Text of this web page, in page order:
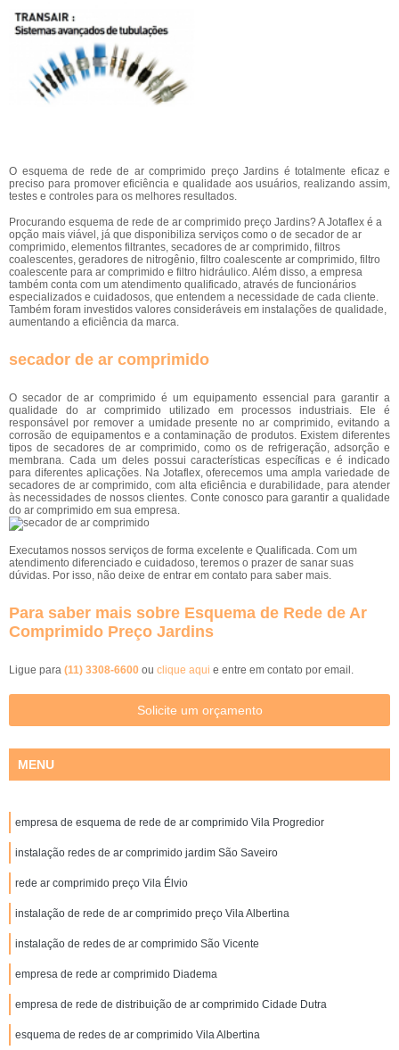
O esquema de rede de ar comprimido preço Jardins é totalmente eficaz e
preciso para promover eficiência e qualidade aos usuários, realizando assim,
testes e controles para os melhores resultados.
Procurando esquema de rede de ar comprimido preço Jardins? A Jotaflex é a
opção mais viável, já que disponibiliza serviços como o de secador de ar
comprimido, elementos filtrantes, secadores de ar comprimido, filtros
coalescentes, geradores de nitrogênio, filtro coalescente ar comprimido, filtro
coalescente para ar comprimido e filtro hidráulico. Além disso, a empresa
também conta com um atendimento qualificado, através de funcionários
especializados e cuidadosos, que entendem a necessidade de cada cliente.
Também foram investidos valores consideráveis em instalações de qualidade,
aumentando a eficiência da marca.
secador de ar comprimido
O secador de ar comprimido é um equipamento essencial para garantir a
qualidade do ar comprimido utilizado em processos industriais. Ele é
responsável por remover a umidade presente no ar comprimido, evitando a
corrosão de equipamentos e a contaminação de produtos. Existem diferentes
tipos de secadores de ar comprimido, como os de refrigeração, adsorção e
membrana. Cada um deles possui características específicas e é indicado
para diferentes aplicações. Na Jotaflex, oferecemos uma ampla variedade de
secadores de ar comprimido, com alta eficiência e durabilidade, para atender
às necessidades de nossos clientes. Conte conosco para garantir a qualidade
do ar comprimido em sua empresa.
Executamos nossos serviços de forma excelente e Qualificada. Com um
atendimento diferenciado e cuidadoso, teremos o prazer de sanar suas
dúvidas. Por isso, não deixe de entrar em contato para saber mais.
Para saber mais sobre Esquema de Rede de Ar
Comprimido Preço Jardins
Ligue para (11) 3308-6600 ou clique aqui e entre em contato por email.
Solicite um orçamento
MENU
empresa de esquema de rede de ar comprimido Vila Progredior
instalação redes de ar comprimido jardim São Saveiro
rede ar comprimido preço Vila Élvio
instalação de rede de ar comprimido preço Vila Albertina
instalação de redes de ar comprimido São Vicente
empresa de rede ar comprimido Diadema
empresa de rede de distribuição de ar comprimido Cidade Dutra
esquema de redes de ar comprimido Vila Albertina